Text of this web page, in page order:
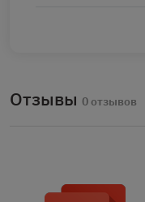
Отзывы 0 отзывов